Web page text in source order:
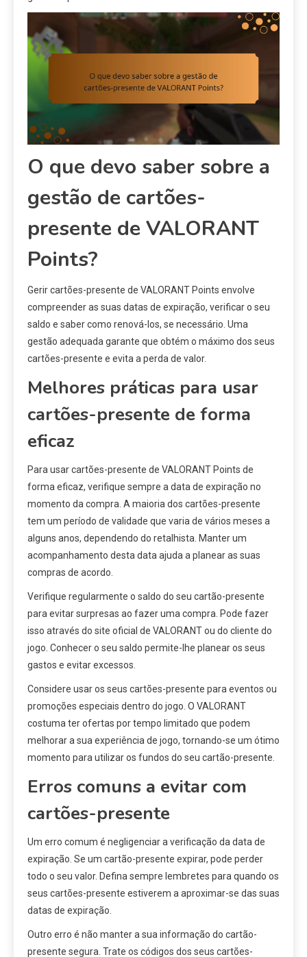
O que devo saber sobre a
gestão de cartões-
presente de VALORANT
Points?
Gerir cartões-presente de VALORANT Points envolve
compreender as suas datas de expiração, verificar o seu
saldo e saber como renová-los, se necessário. Uma
gestão adequada garante que obtém o máximo dos seus
cartões-presente e evita a perda de valor.
Melhores práticas para usar
cartões-presente de forma
eficaz
Para usar cartões-presente de VALORANT Points de
forma eficaz, verifique sempre a data de expiração no
momento da compra. A maioria dos cartões-presente
tem um período de validade que varia de vários meses a
alguns anos, dependendo do retalhista. Manter um
acompanhamento desta data ajuda a planear as suas
compras de acordo.
Verifique regularmente o saldo do seu cartão-presente
para evitar surpresas ao fazer uma compra. Pode fazer
isso através do site oficial de VALORANT ou do cliente do
jogo. Conhecer o seu saldo permite-lhe planear os seus
gastos e evitar excessos.
Considere usar os seus cartões-presente para eventos ou
promoções especiais dentro do jogo. O VALORANT
costuma ter ofertas por tempo limitado que podem
melhorar a sua experiência de jogo, tornando-se um ótimo
momento para utilizar os fundos do seu cartão-presente.
Erros comuns a evitar com
cartões-presente
Um erro comum é negligenciar a verificação da data de
expiração. Se um cartão-presente expirar, pode perder
todo o seu valor. Defina sempre lembretes para quando os
seus cartões-presente estiverem a aproximar-se das suas
datas de expiração.
Outro erro é não manter a sua informação do cartão-
presente segura. Trate os códigos dos seus cartões-